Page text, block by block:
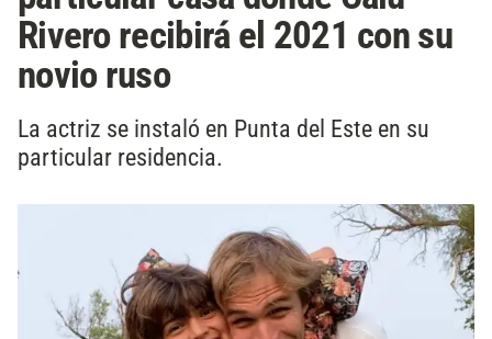
Rivero recibirá el 2021 con su
novio ruso
La actriz se instaló en Punta del Este en su
particular residencia.